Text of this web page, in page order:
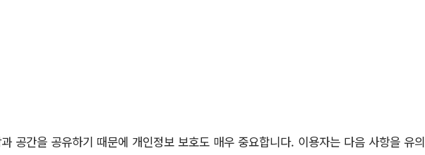
공간을 공유하기 때문에 개인정보 보호도 매우 중요합니다. 이용자는 다음 사항을 유의